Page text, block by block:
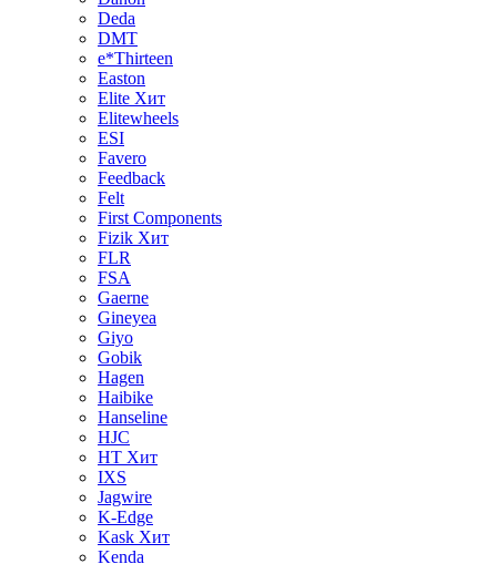
Deda
DMT
e*Thirteen
Easton
Elite Хит
Elitewheels
ESI
Favero
Feedback
Felt
First Components
Fizik Хит
FLR
FSA
Gaerne
Gineyea
Giyo
Gobik
Hagen
Haibike
Hanseline
HJC
HT Хит
IXS
Jagwire
K-Edge
Kask Хит
Kenda